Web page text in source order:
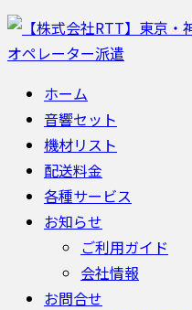
ホーム
音響セット
機材リスト
配送料金
各種サービス
お知らせ
ご利用ガイド
会社情報
お問合せ